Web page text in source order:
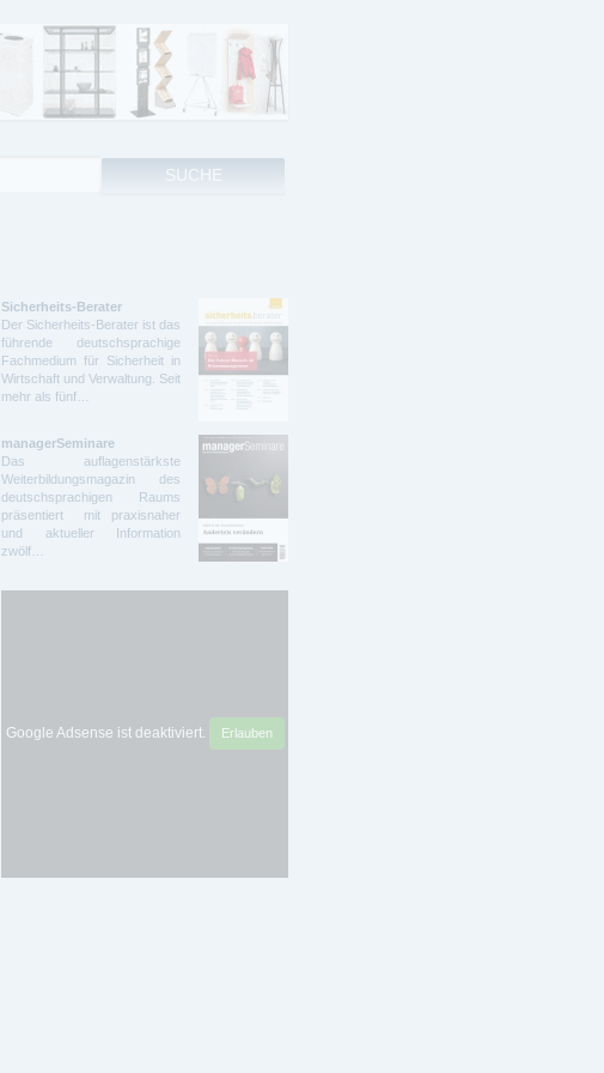
Sicherheits-Berater
Der Sicherheits-Berater ist das
führende deutschsprachige
Fachmedium für Sicherheit in
Wirtschaft und Verwaltung. Seit
mehr als fünf…
managerSeminare
Das auflagenstärkste
Weiterbildungsmagazin des
deutschsprachigen Raums
präsentiert mit praxisnaher
und aktueller Information
zwölf…
Google Adsense ist deaktiviert. Erlauben